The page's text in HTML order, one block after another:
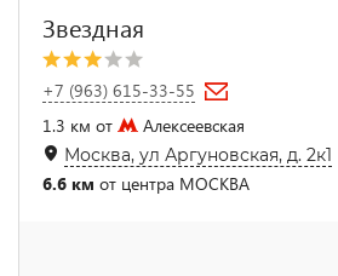
Звездная
+7 (963) 615-33-55
1.3 км от
Алексеевская
Москва, ул Аргуновская, д. 2к1
6.6 км от центра МОСКВА